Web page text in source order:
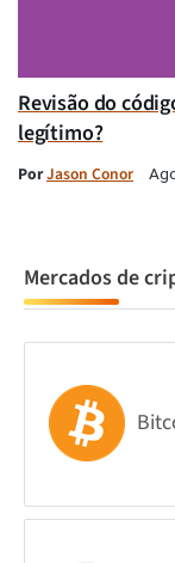
Revisão do
legítimo?
PorJason Conor
Mercados de